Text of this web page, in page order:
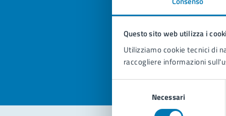
Questo sito web utilizza i
Utilizziamo cookie tecnici di
raccogliere informazioni
consenso
Necessari